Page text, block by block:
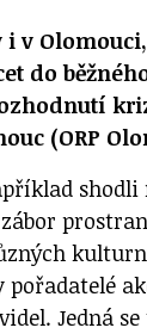
v
do
(ORP
pořadatelé
Jedná